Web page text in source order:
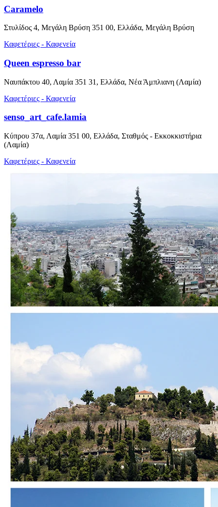
Caramelo
Στυλίδος 4, Μεγάλη Βρύση 351 00, Ελλάδα, Μεγάλη Βρύση
Καφετέριες - Καφενεία
Queen espresso bar
Ναυπάκτου 40, Λαμία 351 31, Ελλάδα, Νέα Άμπλιανη (Λαμία)
Καφετέριες - Καφενεία
senso_art_cafe.lamia
Κύπρου 37α, Λαμία 351 00, Ελλάδα, Σταθμός - Εκκοκκιστήρια
(Λαμία)
Καφετέριες - Καφενεία